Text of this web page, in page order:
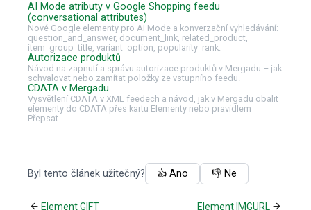
AI Mode atributy v Google Shopping feedu
(conversational attributes)
Nové Google elementy pro AI Mode a konverzační vyhledávání:
question_and_answer, document_link, related_product,
item_group_title, variant_option, popularity_rank.
Autorizace produktů
Návod na zapnutí a správu autorizace produktů v Mergadu – jak
schvalovat nebo zamítat položky ze vstupního feedu.
CDATA v Mergadu
Vysvětlení CDATA v XML feedech a návod, jak v Mergadu obalit
elementy do CDATA přes kartu Elementy nebo pravidlem
Přepsat.
Byl tento článek užitečný? 👍 Ano 👎 Ne
Element GIFT Element IMGURL